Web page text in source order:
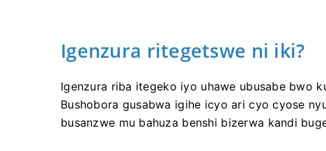
Igenzura ritegetswe ni iki?
Igenzura riba itegeko iyo uhawe ubusabe bwo
Bushobora gusabwa igihe icyo ari cyo cyose
busanzwe mu bahuza benshi bizerwa kandi